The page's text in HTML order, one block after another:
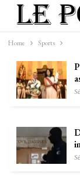
Home Sports